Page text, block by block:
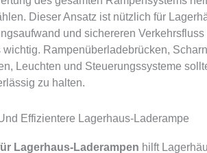
Dieser Ansatz ist nützlich für
und sichereren
Rampenüberladebrücken,
Leuchten und Steuerungssysteme
zu halten.
Effizientere Lagerhaus-Laderampe
Lagerhaus-Laderampen hilft